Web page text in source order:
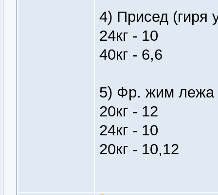
4) Присед (гиря
24кг - 10
40кг - 6,6
5) Фр. жим лежа
20кг - 12
24кг - 10
20кг - 10,12